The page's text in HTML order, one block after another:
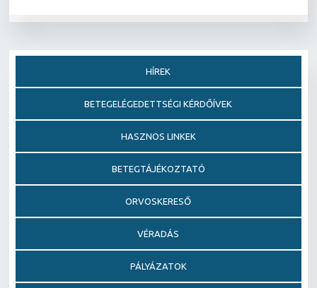
HÍREK
BETEGELÉGEDETTSÉGI KÉRDŐÍVEK
HASZNOS LINKEK
BETEGTÁJÉKOZTATÓ
ORVOSKERESŐ
VÉRADÁS
PÁLYÁZATOK